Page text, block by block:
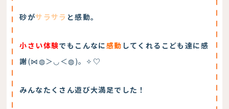
砂がサラサラ と感動。
小さい体験でもこんなに感動 してくれるこども達に感
謝(⋈◍＞◡＜◍)。✧♡
みんなたくさん遊び大満足でした！